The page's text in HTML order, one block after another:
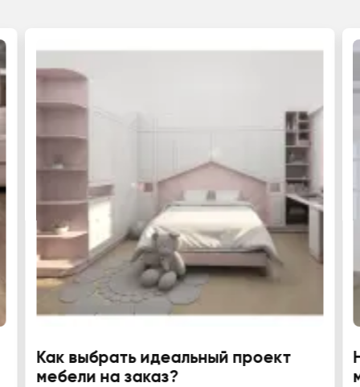
Как выбрать идеальный проект
мебели на заказ?